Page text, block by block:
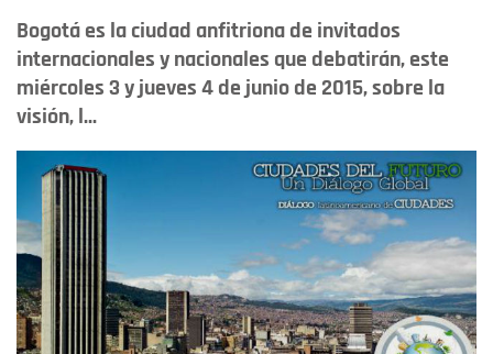
Bogotá es la ciudad anfitriona de invitados
internacionales y nacionales que debatirán, este
miércoles 3 y jueves 4 de junio de 2015, sobre la
visión, l...